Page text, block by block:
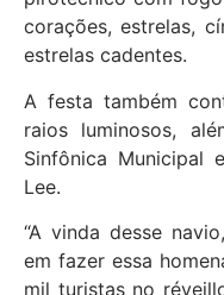
corações, estrelas,
estrelas cadentes.
A festa também
raios luminosos,
Sinfônica Municipal
Lee.
“A vinda desse
em fazer essa
mil turistas no